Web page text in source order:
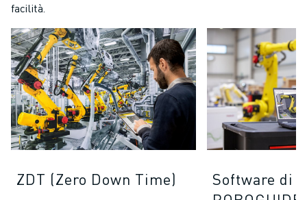
facilità.
ZDT (Zero Down Time)
Software di